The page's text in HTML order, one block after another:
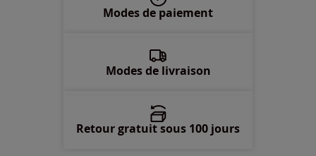
Disponible dans 3 semaines
Modes de paiement
Modes de livraison
Retour gratuit sous 100 jours